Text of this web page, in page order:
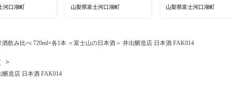
河口湖町 山梨県富士河口湖町
aint-Jacques a l’ajillo
山梨県富士河口湖町
飲み比べ 720ml×各1本 ＜富士山の日本酒＞ 井出醸造店 日本酒 FAK014
造店 日本酒 FAK014